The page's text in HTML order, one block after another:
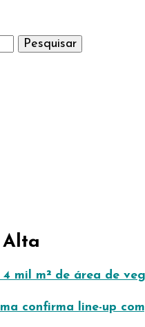
Alta
mil m² de área de
confirma line-up